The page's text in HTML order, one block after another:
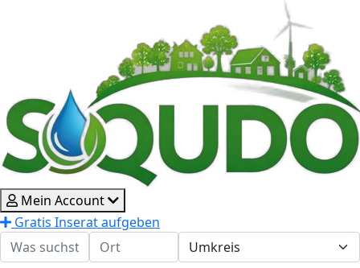
Mein Account
Gratis Inserat aufgeben